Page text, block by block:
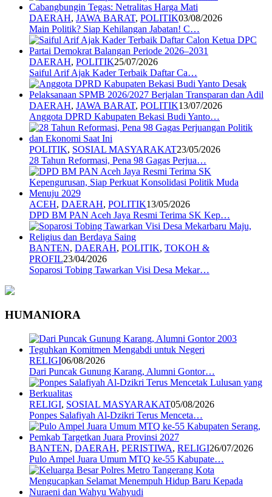
DAERAH, JAWA BARAT, POLITIK03/08/2026
Main Politik? Siap Kehilangan Jabatan! C…
DAERAH, POLITIK25/07/2026
Saiful Arif Ajak Kader Terbaik Daftar Ca…
DAERAH, JAWA BARAT, POLITIK13/07/2026
Anggota DPRD Kabupaten Bekasi Budi Yanto…
POLITIK, SOSIAL MASYARAKAT23/05/2026
28 Tahun Reformasi, Pena 98 Gagas Perjua…
ACEH, DAERAH, POLITIK13/05/2026
DPD BM PAN Aceh Jaya Resmi Terima SK Kep…
BANTEN, DAERAH, POLITIK, TOKOH &
PROFIL23/04/2026
Soparosi Tobing Tawarkan Visi Desa Mekar…
HUMANIORA
RELIGI06/08/2026
Dari Puncak Gunung Karang, Alumni Gontor…
RELIGI, SOSIAL MASYARAKAT05/08/2026
Ponpes Salafiyah Al-Dzikri Terus Menceta…
BANTEN, DAERAH, PERISTIWA, RELIGI26/07/2026
Pulo Ampel Juara Umum MTQ ke-55 Kabupate…